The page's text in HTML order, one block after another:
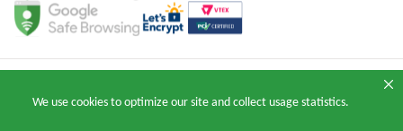
We use cookies to optimize our site and collect usage statistics.
05.905.802/0001-64 Avenida Brigadeiro Faria Lima, nº 949 - Pinheiros, São